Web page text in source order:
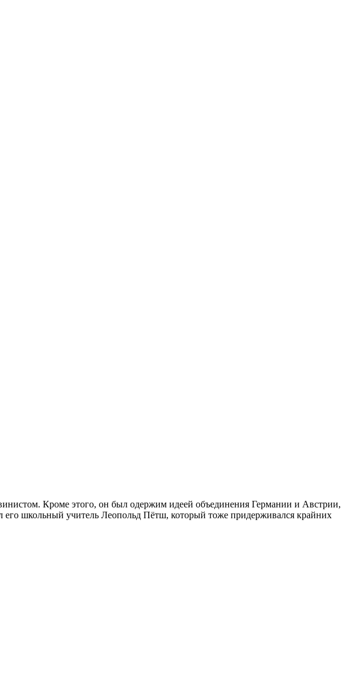
Кроме этого, он был одержим идеей объединения Германии и Австрии,
школьный учитель Леопольд Пётш, который тоже придерживался крайних